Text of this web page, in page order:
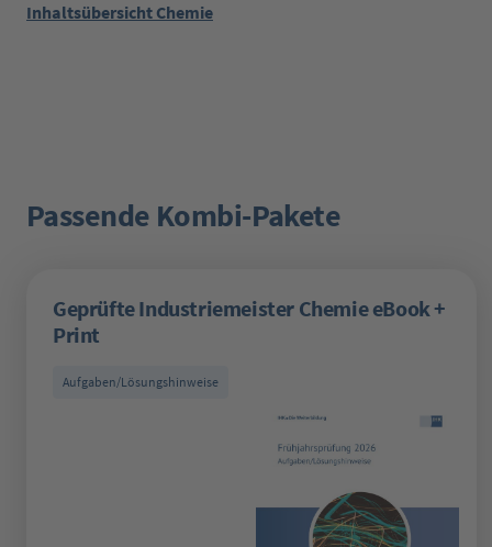
Inhaltsübersicht Chemie
Produktgalerie überspringen
Passende Kombi-Pakete
Geprüfte Industriemeister Chemie eBook +
Print
Aufgaben/Lösungshinweise